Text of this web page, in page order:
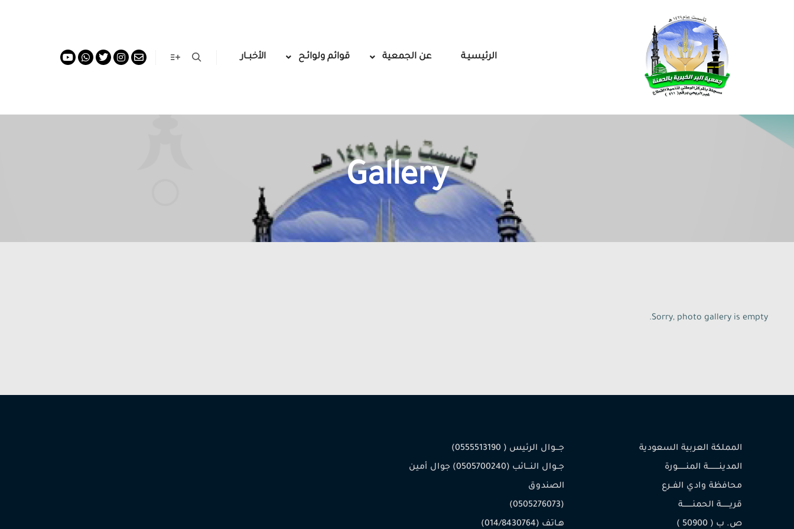
الرئيسيـة عن الجمعية قوائم ولوائـح الأخبــار
Gallery
Sorry, photo gallery is empty.
المملكة العربية السعودية
المدينـــــــــة المنـــــــورة
محافظة وادي الفــرع
قريـــــــة الحمنــــــــة
ص. ب ( 50900 )
جـــوال الرئيس ( 0555513190)
جــوال النـــائب (0505700240) جوال أمين
الصندوق
(0505276073)
هـاتف (014/8430764)